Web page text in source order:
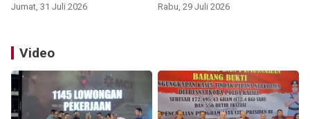
Jumat, 31 Juli 2026 Rabu, 29 Juli 2026
Video